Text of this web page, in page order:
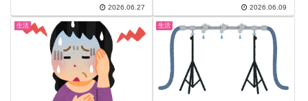
力が依然存在。大人ガル民が語る
Androidを使い続ける理由と、
Google Pixel・Galaxy・Xperiaの
愛用コメントも一気にまとめまし
2026.06.27
がぶっちゃけ。優柔不断・下から
の支配・要領が悪いまで、職場・
友人・家族のアノ言動を25選で
完全まとめ。
2026.06.09
生活 生活